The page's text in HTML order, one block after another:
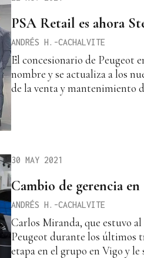
PSA Retail es ahora
ANDRÉS H.-CACHALVITE
El concesionario de Peugeot
nombre y se actualiza a los
de la venta y mantenimiento
30 MAY 2021
Cambio de gerencia
ANDRÉS H.-CACHALVITE
Carlos Miranda, que estuvo
Peugeot durante los últimos
etapa en el grupo en Vigo y le